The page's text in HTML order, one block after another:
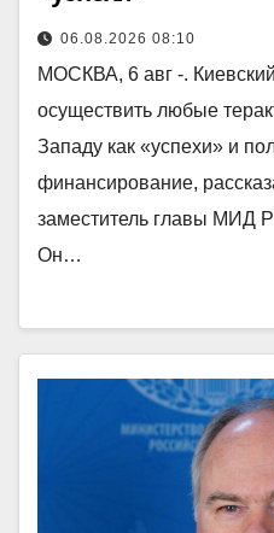
06.08.2026 08:10
МОСКВА, 6 авг -.
осуществить любые
Западу как «успехи» и
финансирование,
заместитель главы МИД
Он…